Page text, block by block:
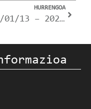
HURRENGOA
2026/01/13 – 2026ko Ate Irekien jardunaldiak (2026/27 ikasturterako)